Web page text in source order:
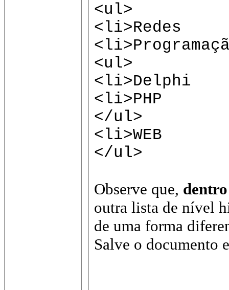
<ul>
<li>Redes
<ul>
<li>Delphi
<li>PHP
</ul>
<li>WEB
</ul>
Observe que,
outra lista de nível
de uma forma
Salve o documento